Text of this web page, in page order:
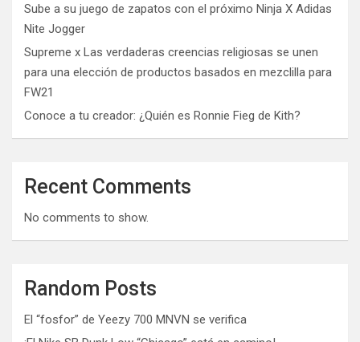
Sube a su juego de zapatos con el próximo Ninja X Adidas
Nite Jogger
Supreme x Las verdaderas creencias religiosas se unen
para una elección de productos basados ​​en mezclilla para
FW21
Conoce a tu creador: ¿Quién es Ronnie Fieg de Kith?
Recent Comments
No comments to show.
Random Posts
El “fosfor” de Yeezy 700 MNVN se verifica